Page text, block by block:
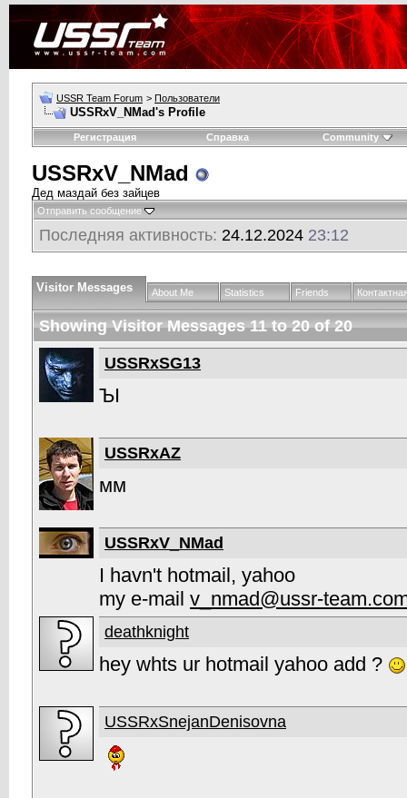
USSR Team Forum > Пользователи
USSRxV_NMad's Profile
Регистрация Справка Community
USSRxV_NMad
Дед маздай без зайцев
Отправить сообщение
Последняя активность: 24.12.2024 23:12
Visitor Messages About Me Statistics Friends
Showing Visitor Messages 11 to20of20
USSRxSG13
ЪI
USSRxAZ
мм
USSRxV_NMad
I havn't hotmail, yahoo
my e-mail v_nmad@ussr-
deathknight
hey whts ur hotmail yahoo add ?
USSRxSnejanDenisovna